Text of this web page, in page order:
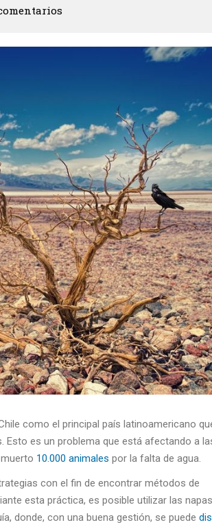
como el principal país latinoamericano
Esto es un problema que está afectando a
10.000 animales por la falta de agua.
con el fin de encontrar métodos de
esta práctica, es posible utilizar las napas
donde, con una buena gestión, se puede